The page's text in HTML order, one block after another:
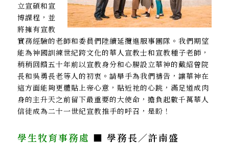
立宣碩和宣
博課程，並
將擁有宣教
實務經驗的老師和委員們陸續延攬進服事團隊。我們期望
能為神國訓練世紀跨文化的華人宣教士和宣教種子老師，
稍稍回饋五十年前以宣教身分和心腸設立華神的戴紹曾院
長和吳勇長老等人的初衷。請舉手為我們禱告，讓華神在
這方面能夠更體貼上帝心意，貼近祂的心跳，滿足道成肉
身的主升天之前留下最重要的大使命，擔負起數千萬華人
信徒成為二十一世紀宣教推手的呼召，是盼！
學生牧育事務處 ■ 學務長／許南盛